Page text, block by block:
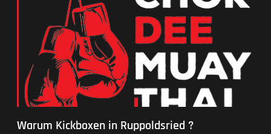
Warum Kickboxen in Ruppoldsried ?